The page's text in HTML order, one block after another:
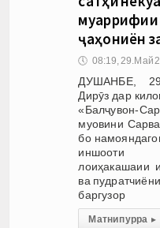
муаррифии
ҷаҳониён
🕔 08:19, 29.Май
ДУШАНБЕ,
Дирӯз дар
«Балҷувон-
муовини
бо
иншооти
лоиҳакашаии
ва
баргузор
Матни пурра ▸